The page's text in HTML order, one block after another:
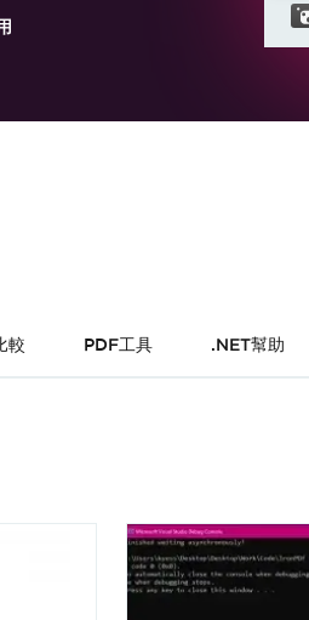
較 PDF工具 .NET幫助